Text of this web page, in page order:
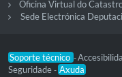
Oficina Virtual do
Sede Electrónica
Soporte técnico -
Seguridade - Axuda